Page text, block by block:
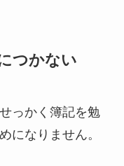
つかない
っかく簿記を勉
になりません。